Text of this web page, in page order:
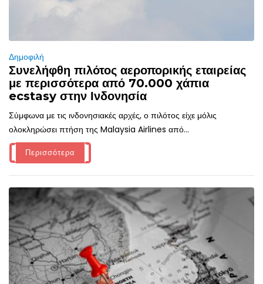
Δημοφιλή
Συνελήφθη πιλότος αεροπορικής εταιρείας
με περισσότερα από 70.000 χάπια
ecstasy στην Ινδονησία
Σύμφωνα με τις ινδονησιακές αρχές, ο πιλότος είχε μόλις
ολοκληρώσει πτήση της Malaysia Airlines από...
Περισσότερα